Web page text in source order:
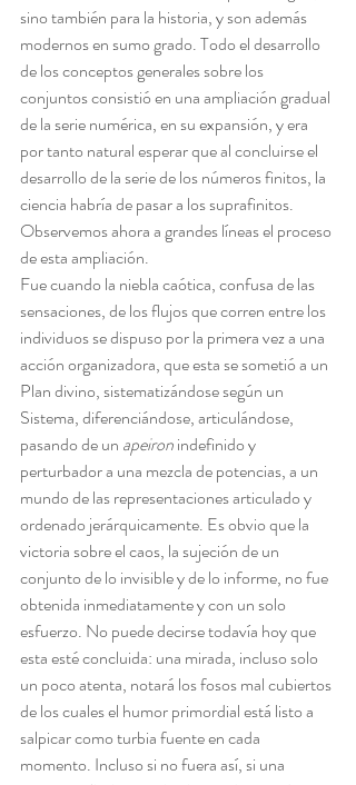
sino también para la historia, y son además
modernos en sumo grado. Todo el desarrollo
de los conceptos generales sobre los
conjuntos consistió en una ampliación gradual
de la serie numérica, en su expansión, y era
por tanto natural esperar que al concluirse el
desarrollo de la serie de los números finitos, la
ciencia habría de pasar a los suprafinitos.
Observemos ahora a grandes líneas el proceso
de esta ampliación.
Fue cuando la niebla caótica, confusa de las
sensaciones, de los flujos que corren entre los
individuos se dispuso por la primera vez a una
acción organizadora, que esta se sometió a un
Plan divino, sistematizándose según un
Sistema, diferenciándose, articulándose,
pasando de un apeiron indefinido y
perturbador a una mezcla de potencias, a un
mundo de las representaciones articulado y
ordenado jerárquicamente. Es obvio que la
victoria sobre el caos, la sujeción de un
conjunto de lo invisible y de lo informe, no fue
obtenida inmediatamente y con un solo
esfuerzo. No puede decirse todavía hoy que
esta esté concluida: una mirada, incluso solo
un poco atenta, notará los fosos mal cubiertos
de los cuales el humor primordial está listo a
salpicar como turbia fuente en cada
momento. Incluso si no fuera así, si una